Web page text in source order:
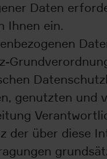
Daten
Ihnen ein.
genutzten und
der über diese